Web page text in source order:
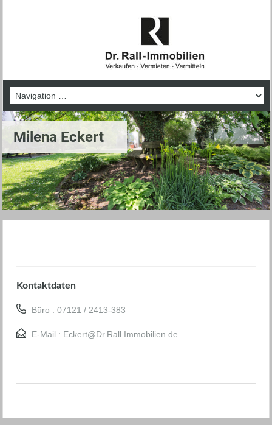
Milena Eckert
Kontaktdaten
Büro : 07121 / 2413-383
E-Mail : Eckert@Dr.Rall.Immobilien.de